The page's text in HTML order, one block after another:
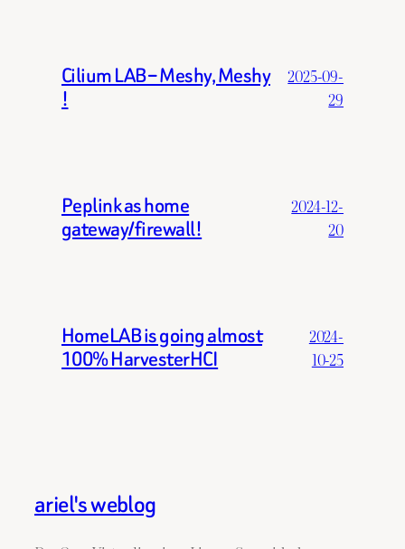
Cilium LAB – Meshy, Meshy
!
2025-09-
29
Peplink as home
gateway/firewall!
2024-12-
20
HomeLAB is going almost
100% HarvesterHCI
2024-
10-25
ariel's weblog